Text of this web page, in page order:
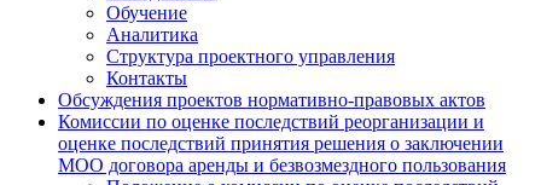
Обучение
Аналитика
Структура проектного управления
Контакты
Обсуждения проектов нормативно-правовых актов
Комиссии по оценке последствий реорганизации и
оценке последствий принятия решения о заключении
МОО договора аренды и безвозмездного пользования